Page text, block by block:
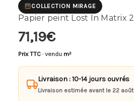
COLLECTION MIRAGE
Papier peint Lost In Matrix 2
71,19€
Prix TTC · vendu m²
Livraison : 10-14 jours ouvrés
Livraison estimée avant le 22 août